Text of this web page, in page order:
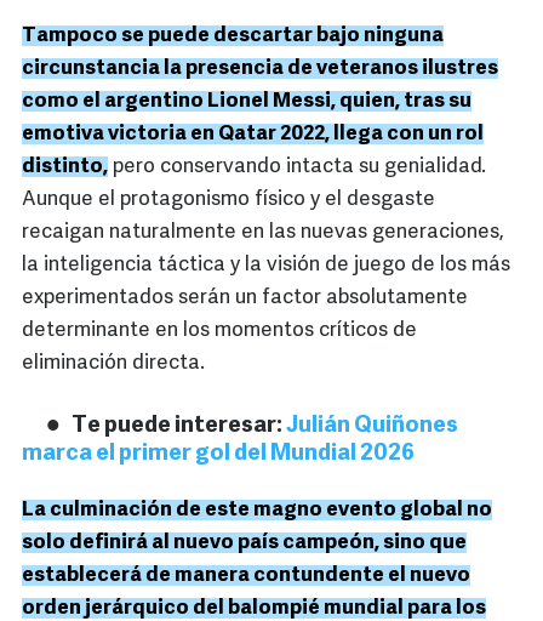
Tampoco se puede descartar bajo ninguna
circunstancia la presencia de veteranos ilustres
como el argentino Lionel Messi, quien, tras su
emotiva victoria en Qatar 2022, llega con un rol
distinto, pero conservando intacta su genialidad.
Aunque el protagonismo físico y el desgaste
recaigan naturalmente en las nuevas generaciones,
la inteligencia táctica y la visión de juego de los más
experimentados serán un factor absolutamente
determinante en los momentos críticos de
eliminación directa.
Te puede interesar: Julián Quiñones
marca el primer gol del Mundial 2026
La culminación de este magno evento global no
solo definirá al nuevo país campeón, sino que
establecerá de manera contundente el nuevo
orden jerárquico del balompié mundial para los